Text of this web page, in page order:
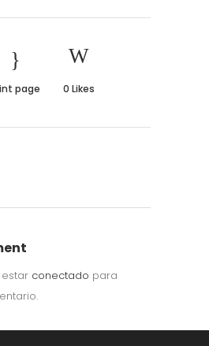
page 0 Likes
conectado para